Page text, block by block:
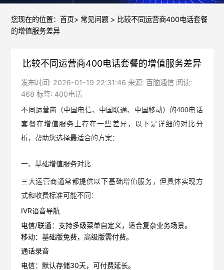
您现在的位置： 首页> 常见问题> 比较不同运营商400电话套餐
的增值服务差异
比较不同运营商400电话套餐的增值服务差异
发布时间: 2026-01-19 22:31:46 来源: 百脑通信 阅读:
468 标签: 400电话
不同运营商（中国电信、中国联通、中国移动）的400电话
套餐在增值服务上存在一些差异，以下是详细的对比分
析，帮助您选择最适合的方案：
一、基础增值服务对比
三大运营商通常都提供以下‌基础增值服务‌，但具体实现方
式和收费标准可能不同：
IVR语音导航
电信/联通‌：支持多级菜单自定义，适合复杂业务场景。
移动‌：基础版免费，高级版需付费。
通话录音
电信‌：默认存储30天，可付费延长。